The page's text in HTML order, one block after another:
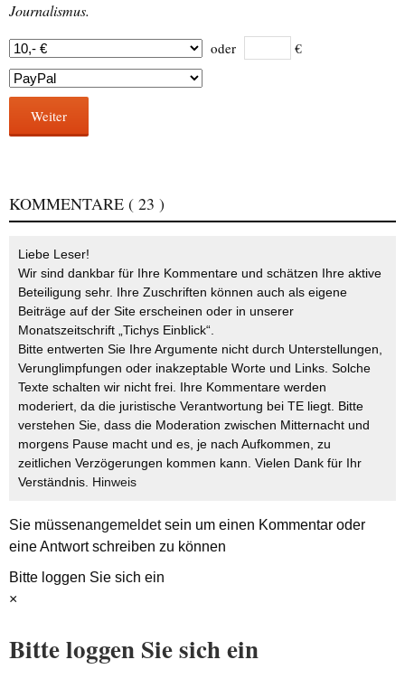
Journalismus.
oder €
Weiter
KOMMENTARE ( 23 )
Liebe Leser!
Wir sind dankbar für Ihre Kommentare und schätzen Ihre aktive
Beteiligung sehr. Ihre Zuschriften können auch als eigene
Beiträge auf der Site erscheinen oder in unserer
Monatszeitschrift „Tichys Einblick“.
Bitte entwerten Sie Ihre Argumente nicht durch Unterstellungen,
Verunglimpfungen oder inakzeptable Worte und Links. Solche
Texte schalten wir nicht frei. Ihre Kommentare werden
moderiert, da die juristische Verantwortung bei TE liegt. Bitte
verstehen Sie, dass die Moderation zwischen Mitternacht und
morgens Pause macht und es, je nach Aufkommen, zu
zeitlichen Verzögerungen kommen kann. Vielen Dank für Ihr
Verständnis. Hinweis
Sie müssenangemeldetsein um einen Kommentar oder
eine Antwort schreiben zu können
Bitte loggen Sie sich ein
×
Bitte loggen Sie sich ein